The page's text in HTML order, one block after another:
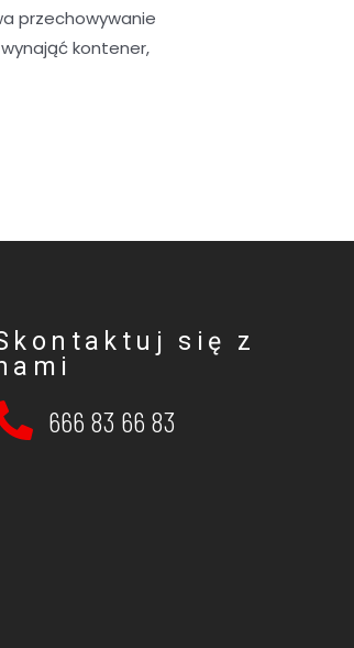
przechowywanie
kontener,
się z
666 83 66 83